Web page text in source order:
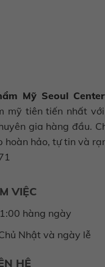
Mỹ Seoul Center
mỹ tiên tiến nhất
gia hàng đầu.
hoàn hảo, tự tin và
VIỆC
hàng ngày
Nhật và ngày lễ
HỆ